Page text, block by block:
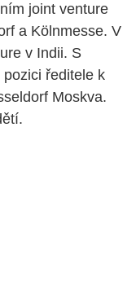
joint venture
a Kölnmesse. V
v Indii. S
ředitele k
Moskva.